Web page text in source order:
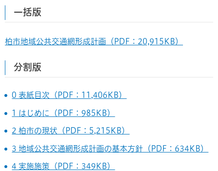
一括版
柏市地域公共交通網形成計画（PDF：20,915KB）
分割版
0 表紙目次（PDF：11,406KB）
1 はじめに（PDF：985KB）
2 柏市の現状（PDF：5,215KB）
3 地域公共交通網形成計画の基本方針（PDF：634KB）
4 実施施策（PDF：349KB）